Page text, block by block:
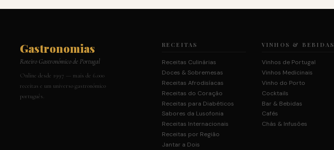
Gastronomias
Roteiro Gastronómico de Portugal
Online desde 1997 — mais de 6.000
receitas e um universo gastronómico
português.
RECEITAS
Receitas Culinárias
Doces & Sobremesas
Receitas Afrodisíacas
Receitas do Coração
Receitas para Diabéticos
Sabores da Lusofonia
Receitas Internacionais
Receitas por Região
Jantar a Dois
VINHOS & BEBIDAS
Vinhos de Portugal
Vinhos Medicinais
Vinho do Porto
Cocktails
Bar & Bebidas
Cafés
Chás & Infusões